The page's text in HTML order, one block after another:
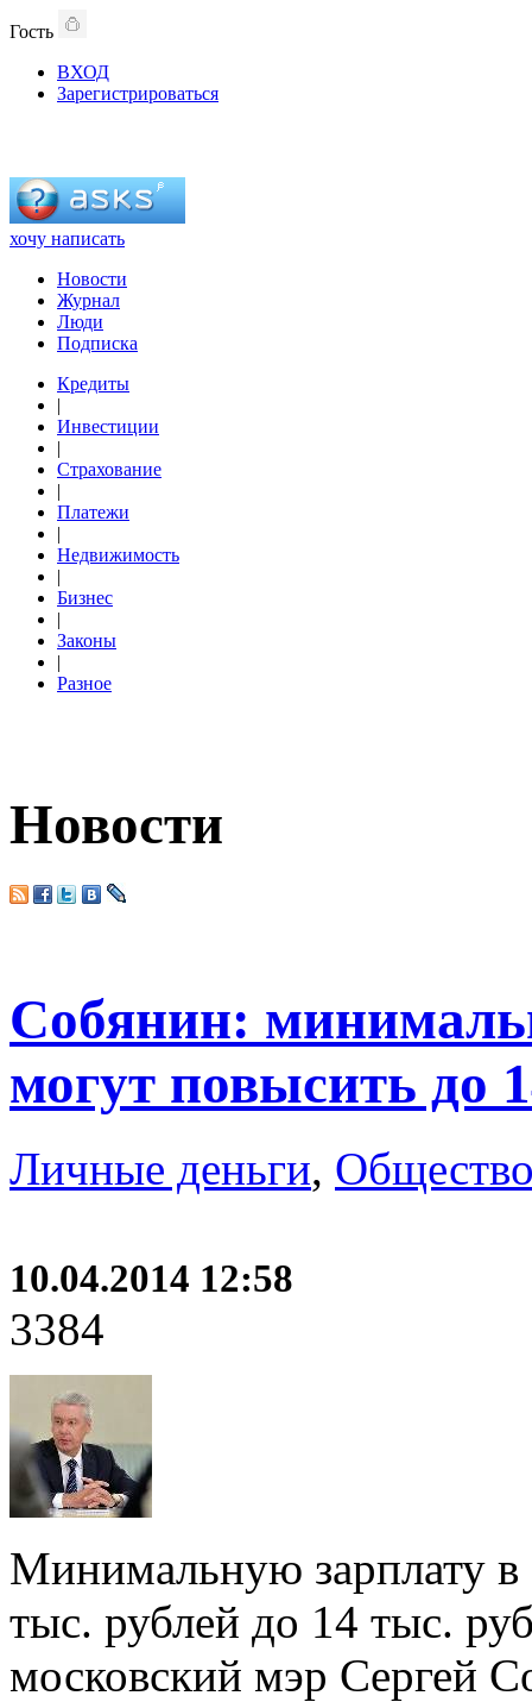
Гость
ВХОД
Зарегистрироваться
хочу написать
Новости
Журнал
Люди
Подписка
Кредиты
|
Инвестиции
|
Страхование
|
Платежи
|
Недвижимость
|
Бизнес
|
Законы
|
Разное
Новости
Собянин:
могут повысить до
Личные деньги,
10.04.2014 12:58
3384
Минимальную зарплату
тыс. рублей до 14 тыс.
московский мэр Сергей